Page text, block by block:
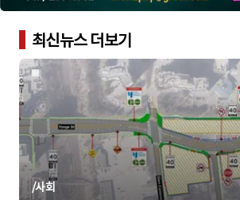
최신뉴스 더보기
/사회